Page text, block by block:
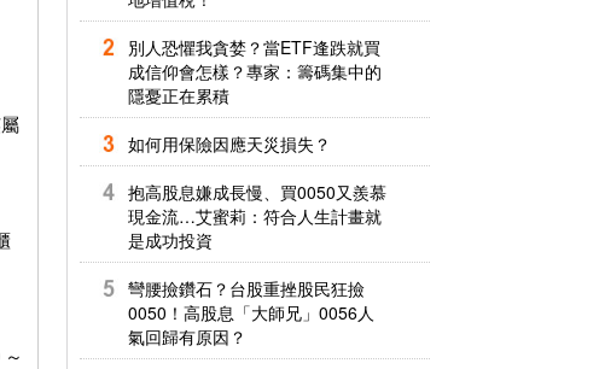
別人恐懼我貪婪？當ETF逢跌就買
成信仰會怎樣？專家：籌碼集中的
隱憂正在累積
如何用保險因應天災損失？
抱高股息嫌成長慢、買0050又羨慕
現金流…艾蜜莉：符合人生計畫就
是成功投資
彎腰撿鑽石？台股重挫股民狂撿
0050！高股息「大師兄」0056人
氣回歸有原因？